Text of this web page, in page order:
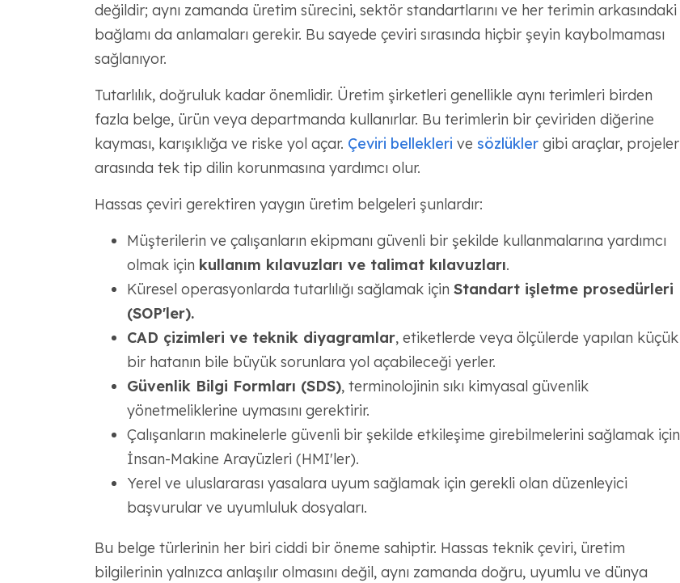
değildir; aynı zamanda üretim sürecini, sektör standartlarını ve her terimin arkasındaki
bağlamı da anlamaları gerekir. Bu sayede çeviri sırasında hiçbir şeyin kaybolmaması
sağlanıyor.
Tutarlılık, doğruluk kadar önemlidir. Üretim şirketleri genellikle aynı terimleri birden
fazla belge, ürün veya departmanda kullanırlar. Bu terimlerin bir çeviriden diğerine
kayması, karışıklığa ve riske yol açar. Çeviri bellekleri ve sözlüklergibi araçlar, projeler
arasında tek tip dilin korunmasına yardımcı olur.
Hassas çeviri gerektiren yaygın üretim belgeleri şunlardır:
Müşterilerin ve çalışanların ekipmanı güvenli bir şekilde kullanmalarına yardımcı
olmak için kullanım kılavuzları ve talimat kılavuzları.
Küresel operasyonlarda tutarlılığı sağlamak için Standart işletme prosedürleri
(SOP'ler).
CAD çizimleri ve teknik diyagramlar, etiketlerde veya ölçülerde yapılan küçük
bir hatanın bile büyük sorunlara yol açabileceği yerler.
Güvenlik Bilgi Formları (SDS), terminolojinin sıkı kimyasal güvenlik
yönetmeliklerine uymasını gerektirir.
Çalışanların makinelerle güvenli bir şekilde etkileşime girebilmelerini sağlamak için
İnsan-Makine Arayüzleri (HMI'ler).
Yerel ve uluslararası yasalara uyum sağlamak için gerekli olan düzenleyici
başvurular ve uyumluluk dosyaları.
Bu belge türlerinin her biri ciddi bir öneme sahiptir. Hassas teknik çeviri, üretim
bilgilerinin yalnızca anlaşılır olmasını değil, aynı zamanda doğru, uyumlu ve dünya